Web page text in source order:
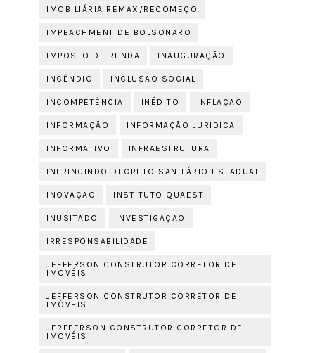
IMOBILIÁRIA REMAX/RECOMEÇO
IMPEACHMENT DE BOLSONARO
IMPOSTO DE RENDA INAUGURAÇÃO
INCÊNDIO INCLUSÃO SOCIAL
INCOMPETÊNCIA INÉDITO INFLAÇÃO
INFORMAÇÃO INFORMAÇÃO JURIDICA
INFORMATIVO INFRAESTRUTURA
INFRINGINDO DECRETO SANITÁRIO ESTADUAL
INOVAÇÃO INSTITUTO QUAEST
INUSITADO INVESTIGAÇÃO
IRRESPONSABILIDADE
JEFFERSON CONSTRUTOR CORRETOR DE
IMOVÉIS
JEFFERSON CONSTRUTOR CORRETOR DE
IMÓVEIS
JERFFERSON CONSTRUTOR CORRETOR DE
IMOVÉIS